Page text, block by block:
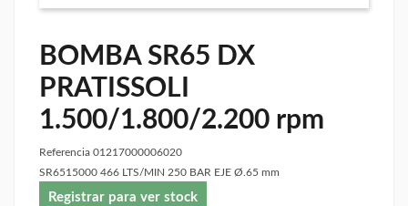
BOMBA SR65 DX
PRATISSOLI
1.500/1.800/2.200 rpm
Referencia 01217000006020
SR6515000 466 LTS/MIN 250 BAR EJE Ø.65 mm
Registrar para ver stock